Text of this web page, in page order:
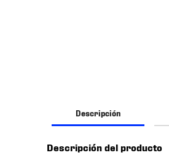
Descripción
Descripción del producto